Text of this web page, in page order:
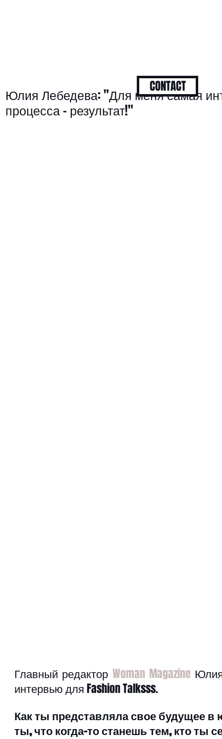
Юлия Лебедева: "Для меня самая
процесса – результат!"
Главный редактор Woman Magazine
интервью для Fashion Talksss.
Как ты представляла свое будущее
ты, что когда-то станешь тем, кто ты
CONTACT